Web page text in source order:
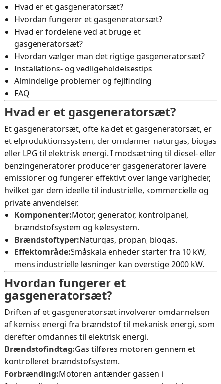
Hvad er et gasgeneratorsæt?
Hvordan fungerer et gasgeneratorsæt?
Hvad er fordelene ved at bruge et
gasgeneratorsæt?
Hvordan vælger man det rigtige gasgeneratorsæt?
Installations- og vedligeholdelsestips
Almindelige problemer og fejlfinding
FAQ
Hvad er et gasgeneratorsæt?
Et gasgeneratorsæt, ofte kaldet et gasgeneratorsæt, er
et elproduktionssystem, der omdanner naturgas, biogas
eller LPG til elektrisk energi. I modsætning til diesel- eller
benzingeneratorer producerer gasgeneratorer lavere
emissioner og fungerer effektivt over lange varigheder,
hvilket gør dem ideelle til industrielle, kommercielle og
private anvendelser.
Komponenter:Motor, generator, kontrolpanel,
brændstofsystem og kølesystem.
Brændstoftyper:Naturgas, propan, biogas.
Effektområde:Småskala enheder starter fra 10 kW,
mens industrielle løsninger kan overstige 2000 kW.
Hvordan fungerer et
gasgeneratorsæt?
Driften af ​​et gasgeneratorsæt involverer omdannelsen
af ​​kemisk energi fra brændstof til mekanisk energi, som
derefter omdannes til elektrisk energi.
Brændstofindtag:Gas tilføres motoren gennem et
kontrolleret brændstofsystem.
Forbrænding:Motoren antænder gassen i